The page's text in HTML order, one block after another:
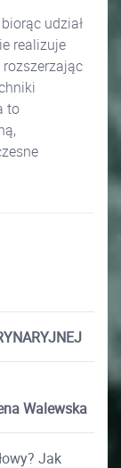
udział
realizuje
to
Walewska
Jak